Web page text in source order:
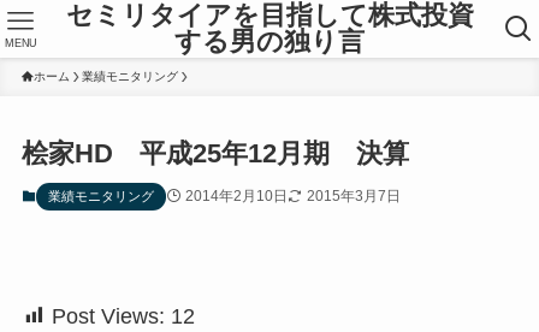
セミリタイアを目指して株式投資
する男の独り言
MENU
ホーム 業績モニタリング
桧家HD 平成25年12月期 決算
業績モニタリング 2014年2月10日 2015年3月7日
Post Views: 12